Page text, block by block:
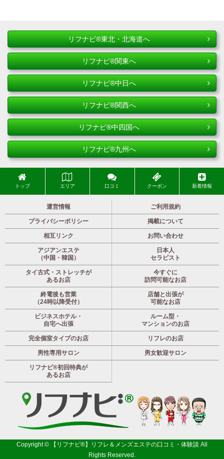
リフナビ®東北・北海道へ
リフナビ®関東へ
リフナビ®中日へ
リフナビ®関西へ
リフナビ®中四国へ
リフナビ®九州へ
トップ エリア 口コミ クーポン 新着情報
運営情報 ご利用規約
プライバシーポリシー 掲載について
相互リンク お問い合わせ
アジアンエステ
（中国・韓国）
日本人
セラピスト
タイ古式・ストレッチが
あるお店
今すぐに
訪問可能なお店
終電後も営業
（24時以降受付）
店舗と出張が
可能なお店
ビジネスホテル・
自宅へ出張
ルーム型・
マンションのお店
完全個室タイプのお店 リフレのお店
男性専用サロン 男女歓迎サロン
リフナビ®初回特典が
あるお店
Copyright © 【リフナビ®】リフレ＆メンズエステの口コミ・体験談 All
Rights Reserved.